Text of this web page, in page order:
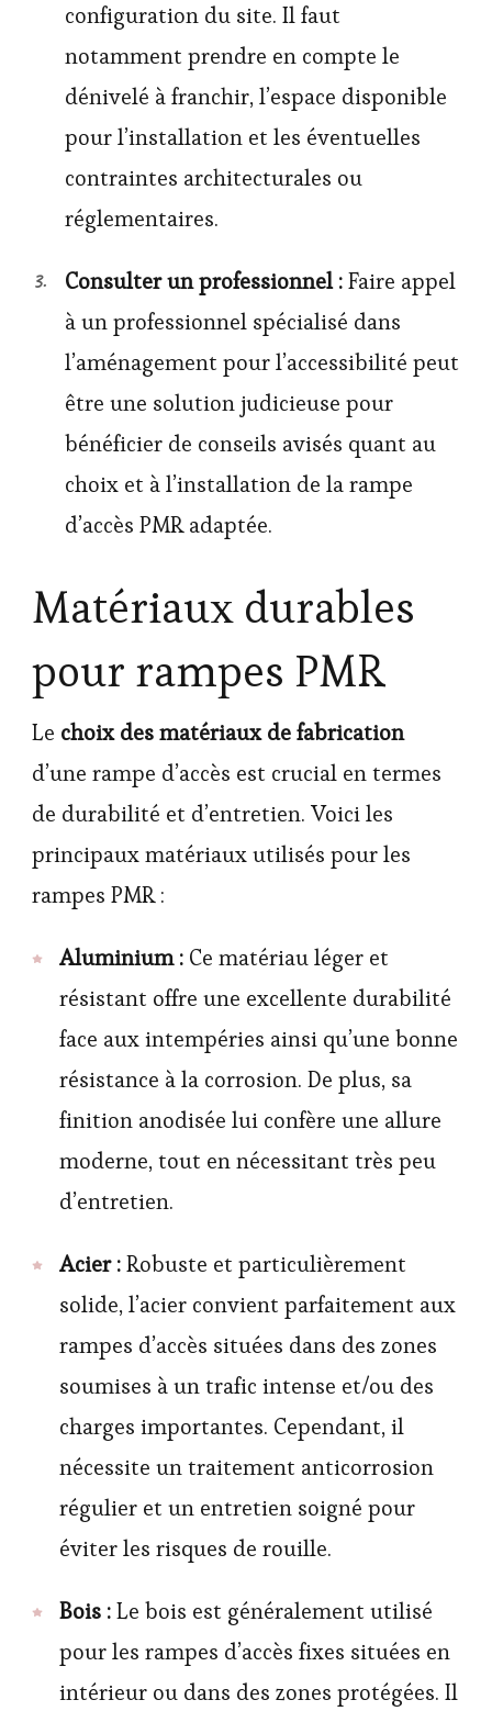
configuration du site. Il faut
notamment prendre en compte le
dénivelé à franchir, l’espace disponible
pour l’installation et les éventuelles
contraintes architecturales ou
réglementaires.
Consulter un professionnel :Faire appel
à un professionnel spécialisé dans
l’aménagement pour l’accessibilité peut
être une solution judicieuse pour
bénéficier de conseils avisés quant au
choix et à l’installation de la rampe
d’accès PMR adaptée.
Matériaux durables
pour rampes PMR
Le choix des matériaux de fabrication
d’une rampe d’accès est crucial en termes
de durabilité et d’entretien. Voici les
principaux matériaux utilisés pour les
rampes PMR :
Aluminium : Ce matériau léger et
résistant offre une excellente durabilité
face aux intempéries ainsi qu’une bonne
résistance à la corrosion. De plus, sa
finition anodisée lui confère une allure
moderne, tout en nécessitant très peu
d’entretien.
Acier :Robuste et particulièrement
solide, l’acier convient parfaitement aux
rampes d’accès situées dans des zones
soumises à un trafic intense et/ou des
charges importantes. Cependant, il
nécessite un traitement anticorrosion
régulier et un entretien soigné pour
éviter les risques de rouille.
Bois :Le bois est généralement utilisé
pour les rampes d’accès fixes situées en
intérieur ou dans des zones protégées. Il